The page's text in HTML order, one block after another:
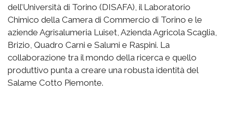
dell’Università di Torino (DISAFA), il Laboratorio
Chimico della Camera di Commercio di Torino e le
aziende Agrisalumeria Luiset, Azienda Agricola Scaglia,
Brizio, Quadro Carni e Salumi e Raspini. La
collaborazione tra il mondo della ricerca e quello
produttivo punta a creare una robusta identità del
Salame Cotto Piemonte.